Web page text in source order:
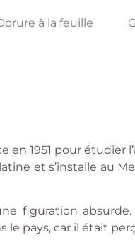
à la feuille
en 1951 pour étudier
et s’installe au
figuration
pays, car il était